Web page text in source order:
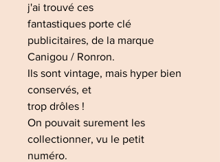
j'ai trouvé ces
fantastiques porte clé
publicitaires, de la marque
Canigou / Ronron.
Ils sont vintage, mais hyper bien
conservés, et
trop drôles !
On pouvait surement les
collectionner, vu le petit
numéro.